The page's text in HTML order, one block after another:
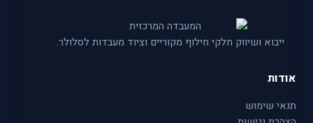
ייבוא ושיווק חלקי חילוף מקוריים וציוד מעבדות לסלולר.
אודות
תנאי שימוש